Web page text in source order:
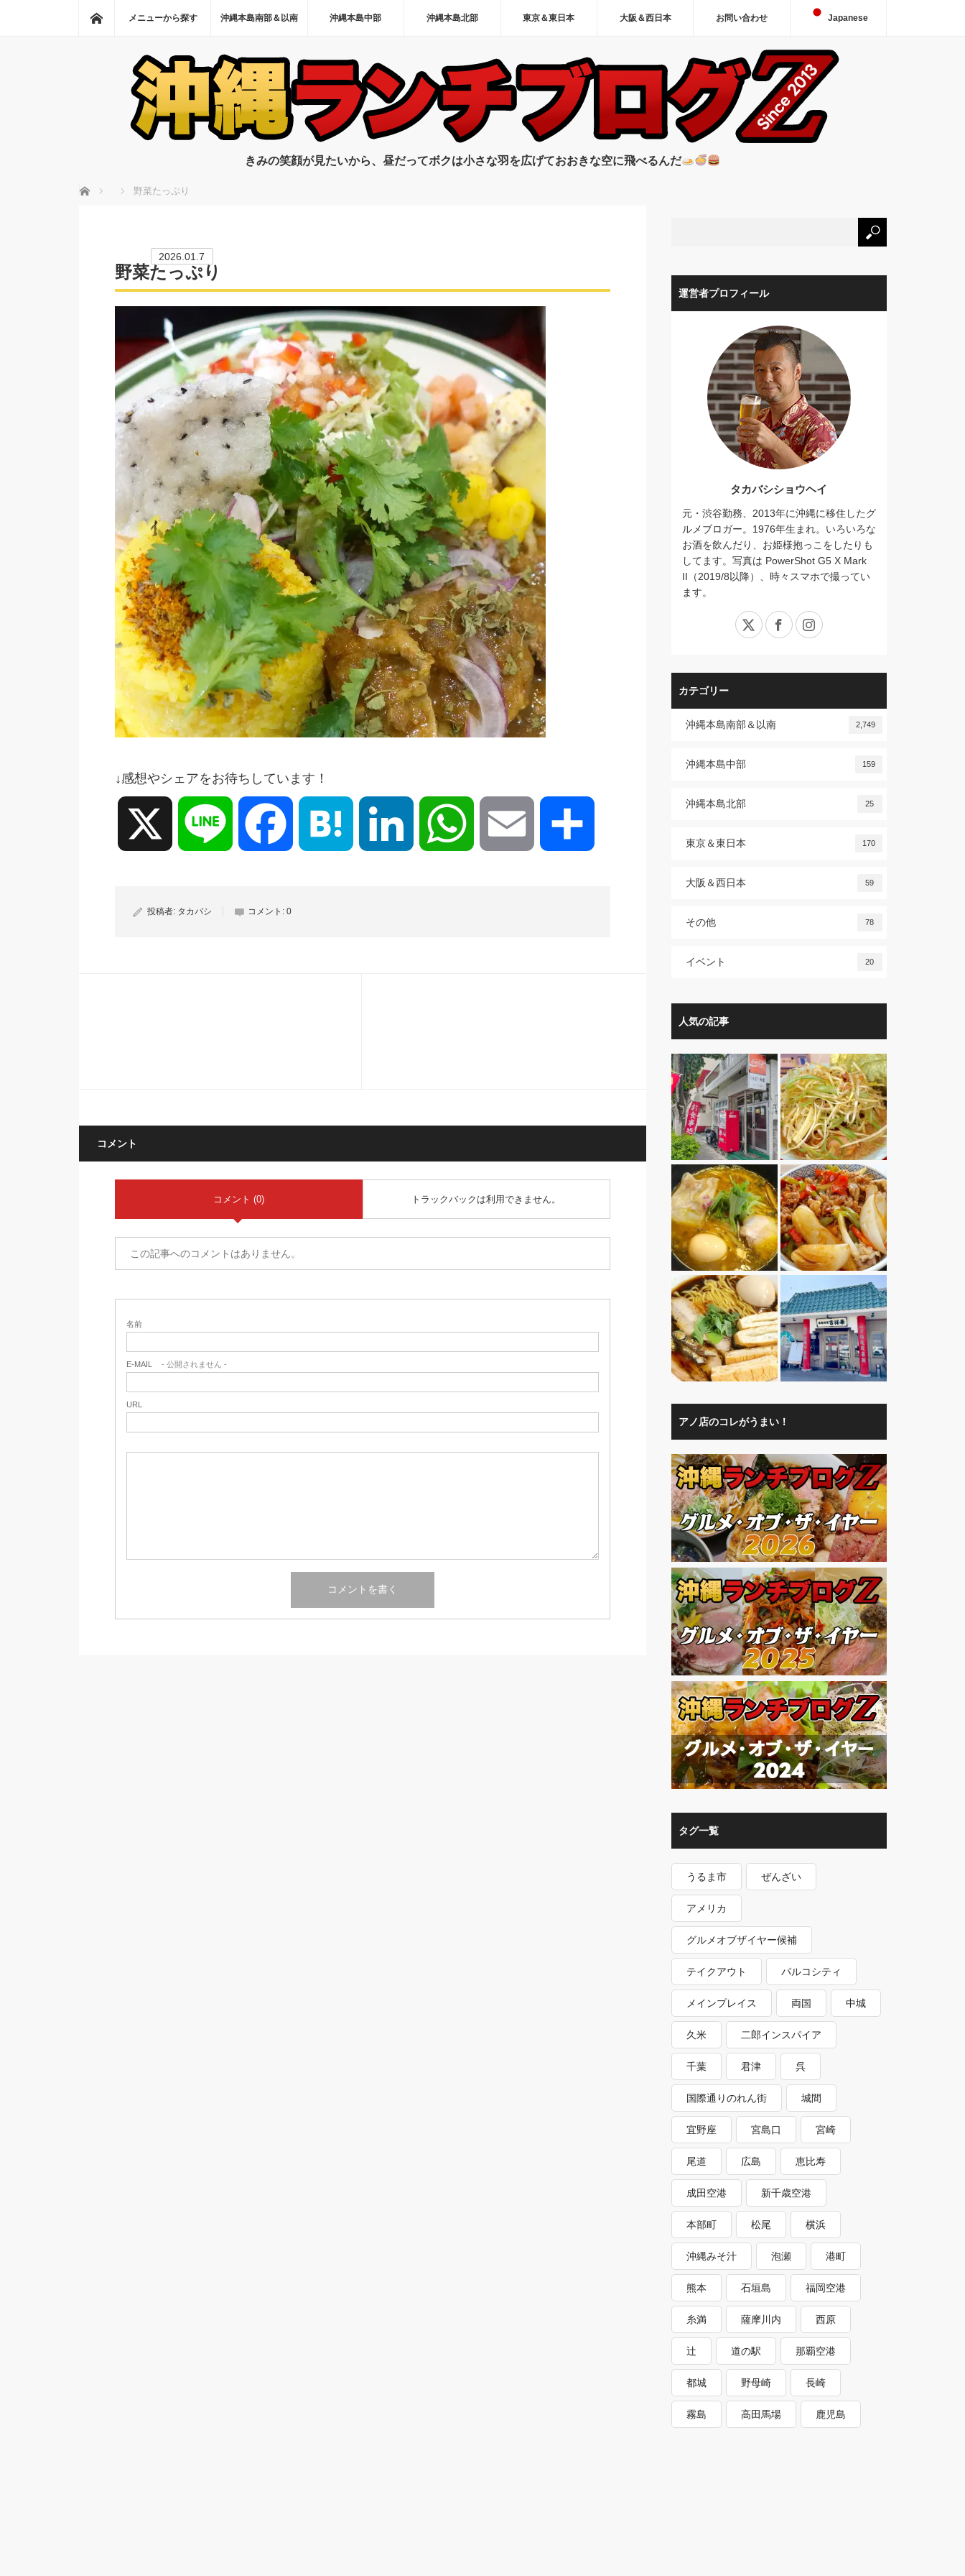
ホーム
メニューから探す 沖縄本島南部＆以南 沖縄本島中部 沖縄本島北部 東京＆東日本 大阪＆西日本 お問い合わせ Japanese
きみの笑顔が見たいから、昼だってボクは小さな羽を広げておおきな空に飛べるんだ
ホーム 野菜たっぷり
2026.01.7
野菜たっぷり
↓感想やシェアをお待ちしています！
Line Facebook Hatena LinkedIn WhatsApp Email
投稿者: タカバシ コメント: 0
コメント
コメント (0) トラックバックは利用できません。
この記事へのコメントはありません。
名前
E-MAIL - 公開されません -
URL
運営者プロフィール
タカバシショウヘイ
元・渋谷勤務、2013年に沖縄に移住したグ
ルメブロガー。1976年生まれ。いろいろな
お酒を飲んだり、お姫様抱っこをしたりも
してます。写真は PowerShot G5 X Mark
II（2019/8以降）、時々スマホで撮ってい
ます。
X FacebookInstagram
カテゴリー
沖縄本島南部＆以南 2,749
沖縄本島中部 159
沖縄本島北部 25
東京＆東日本 170
大阪＆西日本 59
その他 78
イベント 20
人気の記事
アノ店のコレがうまい！
タグ一覧
うるま市 ぜんざい
アメリカ
グルメオブザイヤー候補
テイクアウト パルコシティ
メインプレイス 両国 中城
久米 二郎インスパイア
千葉 君津 呉
国際通りのれん街 城間
宜野座 宮島口 宮崎
尾道 広島 恵比寿
成田空港 新千歳空港
本部町 松尾 横浜
沖縄みそ汁 泡瀬 港町
熊本 石垣島 福岡空港
糸満 薩摩川内 西原
辻 道の駅 那覇空港
都城 野母崎 長崎
霧島 高田馬場 鹿児島